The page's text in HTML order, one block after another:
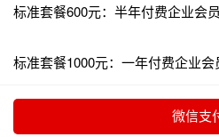
标准套餐600元：半年付费企业会员
标准套餐1000元：一年付费企业会